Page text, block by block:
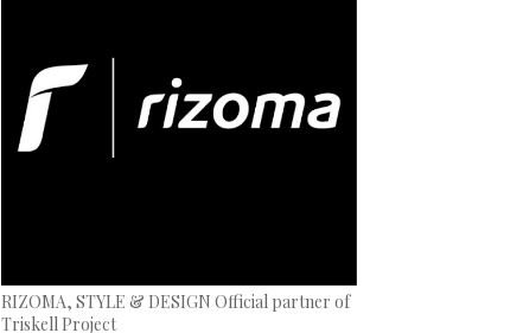
RIZOMA, STYLE & DESIGN Official partner of
Triskell Project